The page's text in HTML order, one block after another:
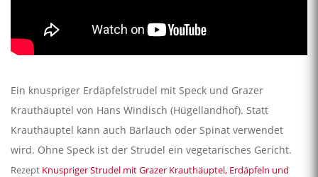
Ein knuspriger Erdäpfelstrudel mit Speck und Grazer
Krauthäuptel von Hans Windisch (Hügellandhof). Statt
Krauthäuptel kann auch Bärlauch oder Spinat verwendet
wird. Ohne Speck ist der Strudel ein vegetarisches Gericht.
Rezept Knuspriger Strudel mit Grazer Krauthäuptel, Erdäpfeln und